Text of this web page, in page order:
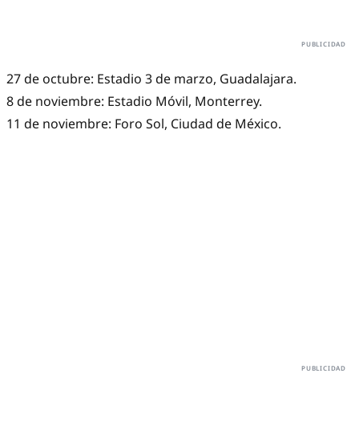
27 de octubre: Estadio 3 de marzo, Guadalajara.
8 de noviembre: Estadio Móvil, Monterrey.
11 de noviembre: Foro Sol, Ciudad de México.